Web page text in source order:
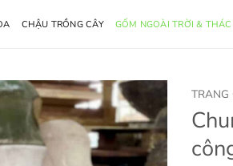
CHẬU TRỒNG CÂY GỐM NGOÀI TRỜI & THÁC
TRANG